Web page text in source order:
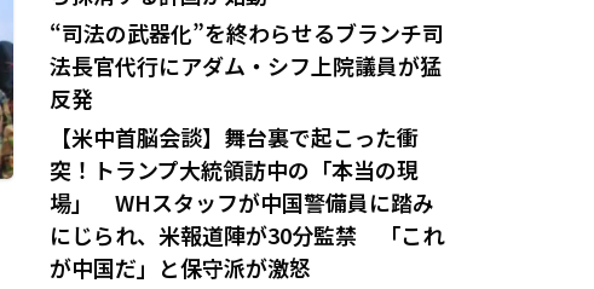
“司法の武器化”を終わらせるブランチ司
法長官代行にアダム・シフ上院議員が猛
反発
【米中首脳会談】舞台裏で起こった衝
突！トランプ大統領訪中の「本当の現
場」 WHスタッフが中国警備員に踏み
にじられ、米報道陣が30分監禁 「これ
が中国だ」と保守派が激怒